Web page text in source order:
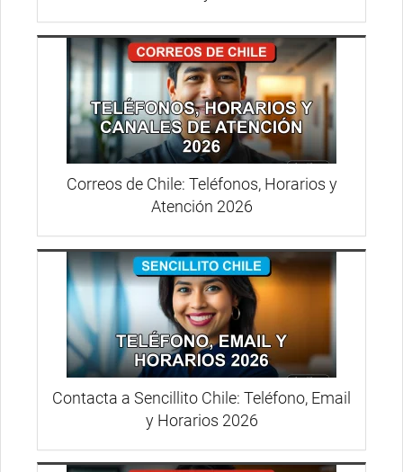
Correos de Chile: Teléfonos, Horarios y
Atención 2026
Contacta a Sencillito Chile: Teléfono, Email
y Horarios 2026